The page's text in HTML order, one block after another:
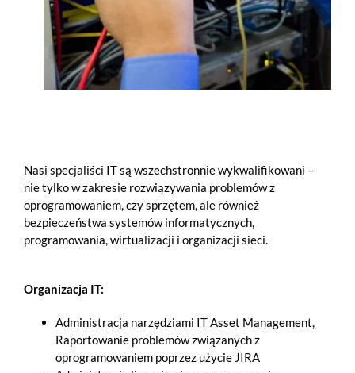
Nasi specjaliści IT są wszechstronnie wykwalifikowani –
nie tylko w zakresie rozwiązywania problemów z
oprogramowaniem, czy sprzętem, ale również
bezpieczeństwa systemów informatycznych,
programowania, wirtualizacji i organizacji sieci.
Organizacja IT:
Administracja narzędziami IT Asset Management,
Raportowanie problemów związanych z
oprogramowaniem poprzez użycie JIRA